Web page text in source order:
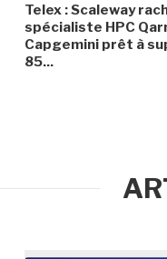
Telex : Scaleway
spécialiste HPC
Capgemini prêt à
85...